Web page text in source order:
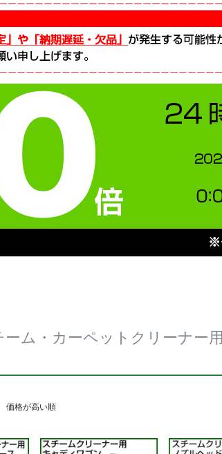
ーム・カーペットクリーナー用
価格が高い順